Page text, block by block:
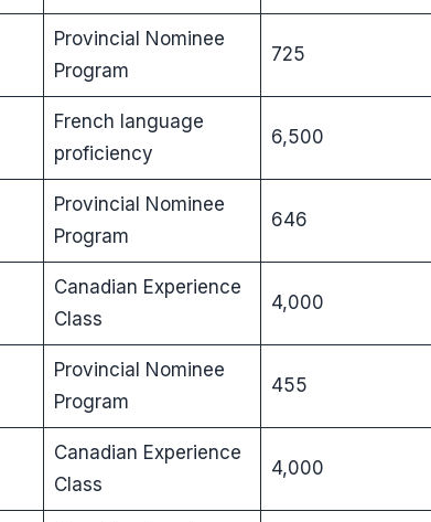
Provincial Nominee
Program
725
French language
proficiency
6,500
Provincial Nominee
Program
646
Canadian Experience
Class
4,000
Provincial Nominee
Program
455
Canadian Experience
Class
4,000